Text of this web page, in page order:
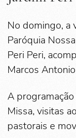
No domingo, a
Paróquia
Peri Peri,
Marcos
A
Missa, visitas
pastorais e